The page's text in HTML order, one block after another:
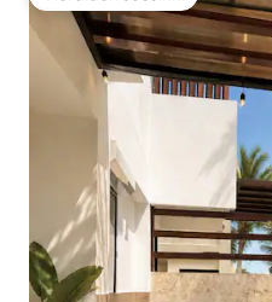
Vieraiden suosikki